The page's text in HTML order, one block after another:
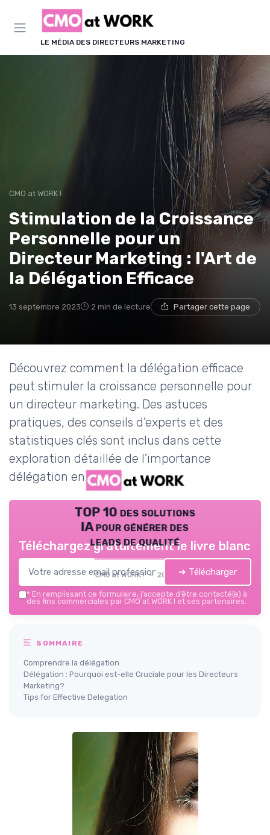
LE MÉDIA DES DIRECTEURS MARKETING
CMO at WORK !
Stimulation de la Croissance
Personnelle pour un
Directeur Marketing : l'Art de
la Délégation Efficace
13 septembre 2023 2 min de lecture Partager cette page
Découvrez comment la délégation efficace
peut stimuler la croissance personnelle pour
un directeur marketing. Des astuces
pratiques, des conseils d'experts et des
statistiques clés sont inclus dans cette
exploration détaillée de l'importance
délégation en marketing.
TOP 10 des solutions
IA pour générer des
leads de qualité
CMO at WORK ! — 2026
Téléchargez gratuitement le livre blanc
➔ Télécharger
* En remplissant ce formulaire, j’accepte d’être contacté(e) à
des fins commerciales par CMO at WORK ! et ses partenaires.
SOMMAIRE
Comprendre la délégation
Délégation : Pourquoi est-elle Cruciale pour les Directeurs
Marketing?
Tips for Effective Delegation
Panneau de gestion des cookies